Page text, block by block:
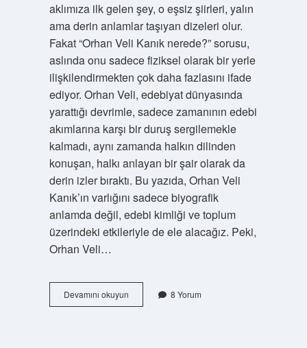
aklımıza ilk gelen şey, o eşsiz şiirleri, yalın
ama derin anlamlar taşıyan dizeleri olur.
Fakat “Orhan Veli Kanık nerede?” sorusu,
aslında onu sadece fiziksel olarak bir yerle
ilişkilendirmekten çok daha fazlasını ifade
ediyor. Orhan Veli, edebiyat dünyasında
yarattığı devrimle, sadece zamanının edebi
akımlarına karşı bir duruş sergilemekle
kalmadı, aynı zamanda halkın dilinden
konuşan, halkı anlayan bir şair olarak da
derin izler bıraktı. Bu yazıda, Orhan Veli
Kanık’ın varlığını sadece biyografik
anlamda değil, edebi kimliği ve toplum
üzerindeki etkileriyle de ele alacağız. Peki,
Orhan Veli…
Devamını okuyunOrhan
Veli
8 Yorum